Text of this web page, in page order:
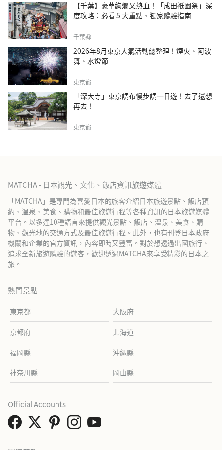
【千葉】豪華絢爛又熱血！「成田祇園祭」深
度攻略：必看 5 大重點、獨家體驗指南
千葉縣
2026年8月東京人氣活動總整理！煙火、阿波
舞、水燈節
東京都
「深大寺」東京調布慢步調一日遊！去了還想
再去！
東京都
MATCHA - 日本觀光、文化、飯店資訊旅遊媒體
「MATCHA」是專門為喜愛日本的旅客介紹日本旅遊景點、飯店預
約、溫泉、美食、購物和最佳旅遊行程等各種資訊的日本旅遊媒體
平台。以多達10種語言來提供觀光景點、飯店、溫泉、美食、購
物、觀光地的交通方式及最佳旅遊行程。此外，也有刊登日本政府
機關和企業的官方資訊，內容即時又豐富。對於想透過出國旅行、
追求全新旅遊體驗的遊客，歡迎透過MATCHA來享受精彩的日本之
旅。
熱門景點
東京都 大阪府
京都府 北海道
福岡縣 沖繩縣
神奈川縣 岡山縣
Official Accounts